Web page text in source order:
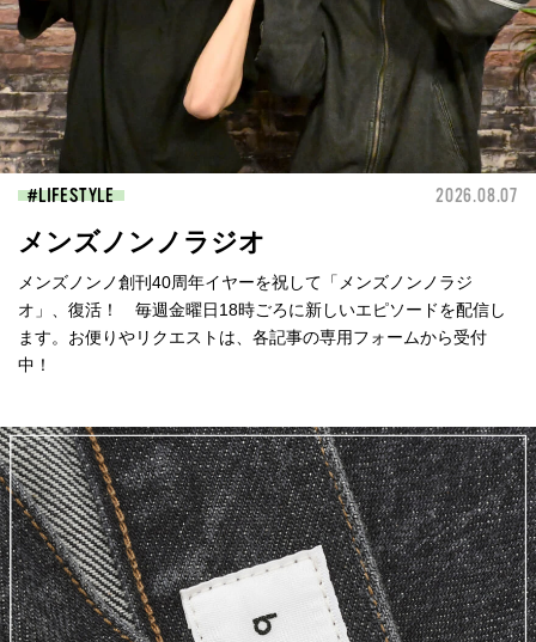
LIFESTYLE 2026.08.07
メンズノンノラジオ
メンズノンノ創刊40周年イヤーを祝して「メンズノンノラジ
オ」、復活！ 毎週金曜日18時ごろに新しいエピソードを配信し
ます。お便りやリクエストは、各記事の専用フォームから受付
中！